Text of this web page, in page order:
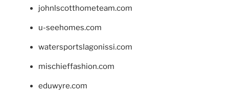
johnlscotthometeam.com
u-seehomes.com
watersportslagonissi.com
mischieffashion.com
eduwyre.com